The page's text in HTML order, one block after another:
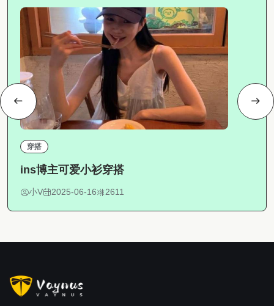
穿搭
ins博主可爱小衫穿搭
小V 2025-06-16 2611